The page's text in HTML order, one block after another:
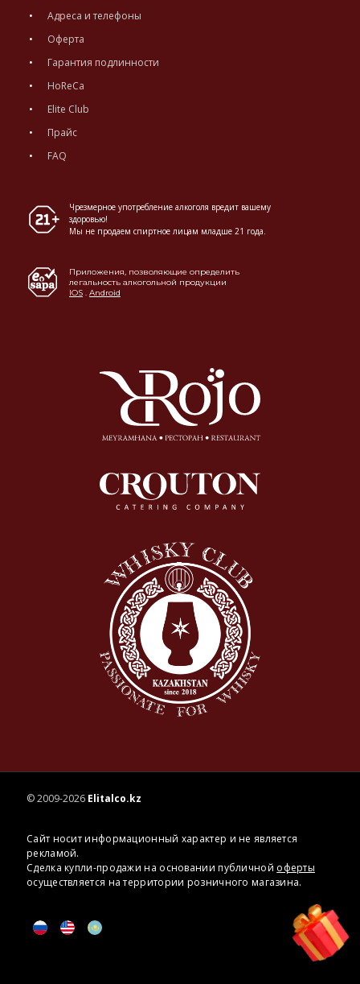
Адреса и телефоны
Оферта
Гарантия подлинности
HoReCa
Elite Club
Прайс
FAQ
Чрезмерное употребление алкоголя вредит вашему
здоровью!
Мы не продаем спиртное лицам младше 21 года.
Приложения, позволяющие определить
легальность алкогольной продукции
IOS . Android
© 2009-2026 Elitalco.kz
Сайт носит информационный характер и не является
рекламой.
Сделка купли-продажи на основании публичной оферты
осуществляется на территории розничного магазина.